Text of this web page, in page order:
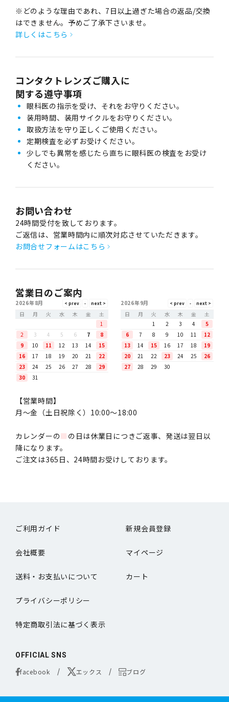
※どのような理由であれ、7日以上過ぎた場合の返品/交換
はできません。予めご了承下さいませ。
詳しくはこちら
コンタクトレンズご購入に
関する遵守事項
眼科医の指示を受け、それをお守りください。
装用時間、装用サイクルをお守りください。
取扱方法を守り正しくご使用ください。
定期検査を必ずお受けください。
少しでも異常を感じたら直ちに眼科医の検査をお受け
ください。
お問い合わせ
24時間受付を致しております。
ご返信は、営業時間内に順次対応させていただきます。
お問合せフォームはこちら
営業日のご案内
2026年8月
日
月 火 水 木 金
土
1
2
3 4 5 6 7
8
9
10 11 12 13 14
15
16
17 18 19 20 21
22
23
24 25 26 27 28
29
30
31
2026年9月
日
月 火 水 木 金
土
1
2 3 4
5
6
7 8 9 10 11
12
13
14 15 16 17 18
19
20
21 22 23 24 25
26
27
28 29 30
【営業時間】
月〜金（土日祝除く）10:00～18:00
カレンダーの■ の日は休業日につきご返事、発送は翌日以
降になります。
ご注文は365日、24時間お受けしております。
ご利用ガイド 新規会員登録
会社概要 マイページ
送料・お支払いについて カート
プライバシーポリシー
特定商取引法に基づく表示
OFFICIAL SNS
facebook エックス ブログ